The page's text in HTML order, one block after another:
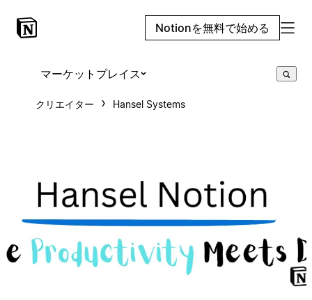
Notionを無料で始める
マーケットプレイス
クリエイター Hansel Systems